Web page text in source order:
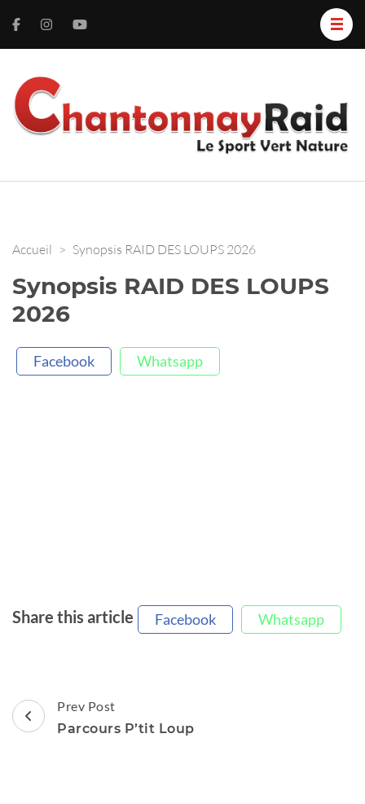
Accueil > Synopsis RAID DES LOUPS 2026
Synopsis RAID DES LOUPS
2026
Facebook Whatsapp
Share this article Facebook Whatsapp
Post
Navigation
Prev Post
Parcours P’tit Loup